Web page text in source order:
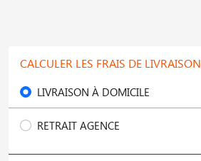
CALCULER LES FRAIS DE LIVRAISON
LIVRAISON À DOMICILE
RETRAIT AGENCE